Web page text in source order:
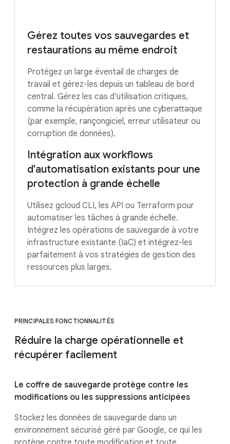
Gérez toutes vos sauvegardes et
restaurations au même endroit
Protégez un large éventail de charges de
travail et gérez-les depuis un tableau de bord
central. Gérez les cas d'utilisation critiques,
comme la récupération après une cyberattaque
(par exemple, rançongiciel, erreur utilisateur ou
corruption de données).
Intégration aux workflows
d'automatisation existants pour une
protection à grande échelle
Utilisez gcloud CLI, les API ou Terraform pour
automatiser les tâches à grande échelle.
Intégrez les opérations de sauvegarde à votre
infrastructure existante (IaC) et intégrez-les
parfaitement à vos stratégies de gestion des
ressources plus larges.
PRINCIPALES FONCTIONNALITÉS
Réduire la charge opérationnelle et
récupérer facilement
Le coffre de sauvegarde protège contre les
modifications ou les suppressions anticipées
Stockez les données de sauvegarde dans un
environnement sécurisé géré par Google, ce qui les